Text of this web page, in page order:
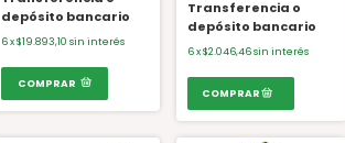
depósito bancario
6x$19.893,10 sin interés
COMPRAR
Transferencia o
depósito bancario
6x$2.046,46sin interés